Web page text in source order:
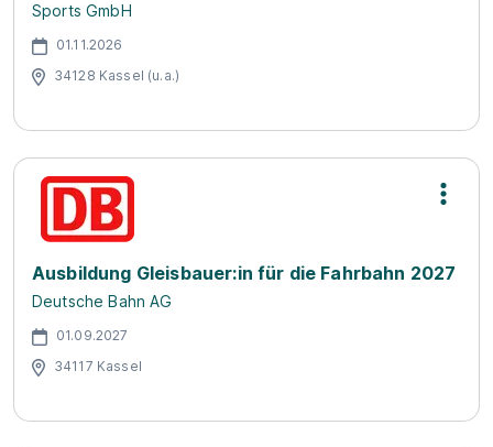
Sports GmbH
01.11.2026
34128 Kassel (u.a.)
Ausbildung Gleisbauer:in für die Fahrbahn 2027
Deutsche Bahn AG
01.09.2027
34117 Kassel